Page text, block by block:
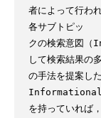
者によって行わ
各サブトピッ
クの検索意図
して検索結果の
の手法を提案し
Informational
を持っていれば